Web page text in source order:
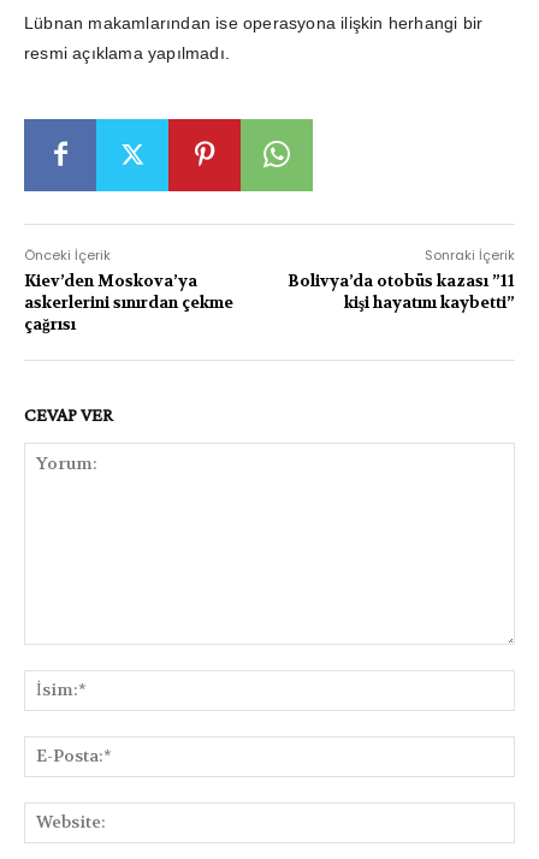
Lübnan makamlarından ise operasyona ilişkin herhangi bir
resmi açıklama yapılmadı.
Önceki İçerik
Kiev’den Moskova’ya
askerlerini sınırdan çekme
çağrısı
Sonraki İçerik
Bolivya’da otobüs kazası ”11
kişi hayatını kaybetti”
CEVAP VER